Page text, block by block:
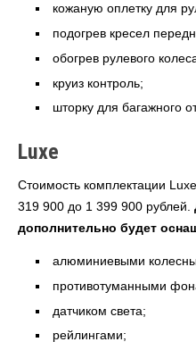
кожаную оплетку для
подогрев кресел
обогрев рулевого
круиз контроль;
шторку для багажного
Luxe
Стоимость комплектации
319 900 до 1 399 900 рублей.
дополнительно будет
алюминиевыми
противотуманными
датчиком света;
рейлингами;